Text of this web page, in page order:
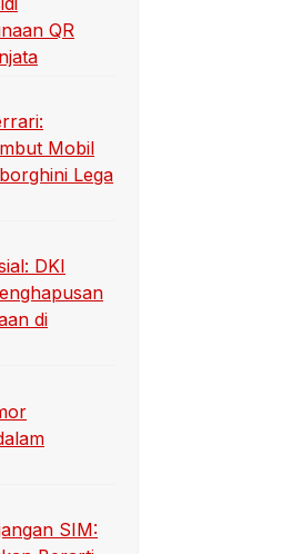
QR
Mobil
Lega
DKI
di
SIM: